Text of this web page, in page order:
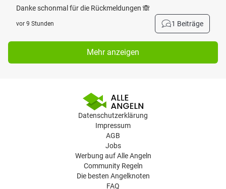
Danke schonmal für die Rückmeldungen 🙈
vor 9 Stunden 1 Beiträge
Mehr anzeigen
Datenschutzerklärung
Impressum
AGB
Jobs
Werbung auf Alle Angeln
Community Regeln
Die besten Angelknoten
FAQ